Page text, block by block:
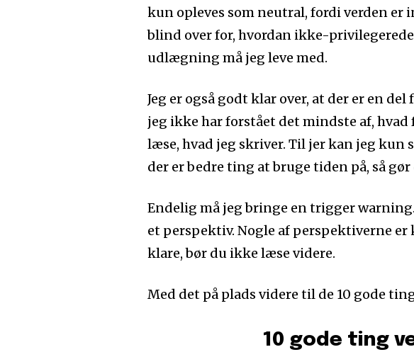
kun opleves som neutral, fordi verden er
blind over for, hvordan ikke-
udlægning må jeg leve med.
Jeg er også godt klar over, at der er en
jeg ikke har forstået det mindste af,
læse, hvad jeg skriver. Til jer kan jeg kun
der er bedre ting at bruge tiden på, så gør
Endelig må jeg bringe en trigger
et perspektiv. Nogle af perspektiverne
klare, bør du ikke læse videre.
Med det på plads videre til de 10 gode
10 gode ting